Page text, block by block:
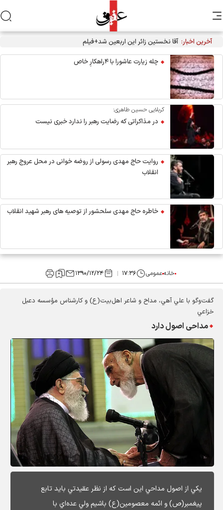
آخرین اخبار: آقا نخستین زائر این اربعین شد+فیلم
چله زیارت عاشورا با ۴راهکارِ خاص
کربلایی حسین طاهری:
در مذاکراتی که رضایت رهبر را ندارد خبری نیست
روایت حاج مهدی رسولی از روضه خوانی در محل عروج رهبر
انقلاب
خاطره حاج مهدی سلحشور از توصیه های رهبر شهید انقلاب
خانهعمومی ۱۷:۳۶ ۱۳۹۰/۱۲/۲۴
گفت‌وگو با علي آهي، مداح و شاعر اهل‌بيت(ع) و كارشناس مؤسسه دعبل
خزاعي
مداحی اصول دارد
يكي از اصول مداحي اين است كه از نظر عقيدتي بايد تابع
پيغمبر(ص) و ائمه معصومين(ع) باشيم ولي عده‌اي با